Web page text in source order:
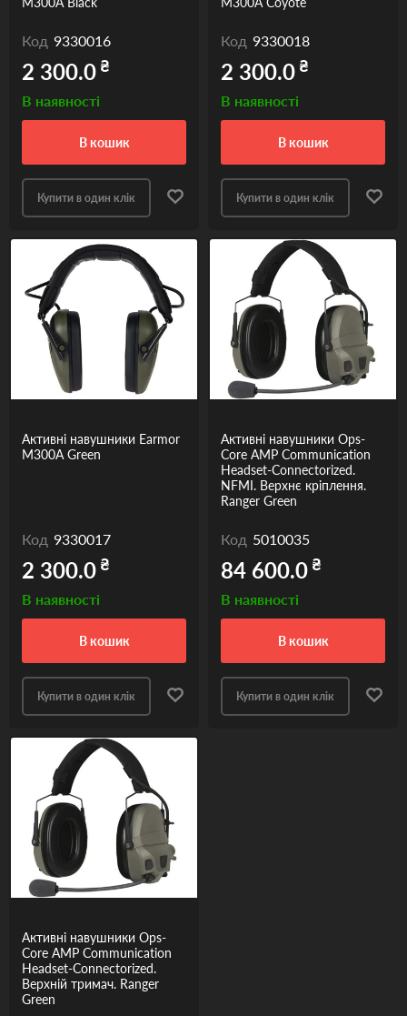
Код 9330016
2 300.0₴
В наявності
в кошик
Купити в один клік
Код 9330018
2 300.0₴
В наявності
в кошик
Купити в один клік
Активні навушники Earmor
M300A Green
Код 9330017
2 300.0₴
В наявності
в кошик
Купити в один клік
Активні навушники Ops-
Core AMP Communication
Headset-Connectorized.
NFMI. Верхнє кріплення.
Ranger Green
Код 5010035
84 600.0₴
В наявності
в кошик
Купити в один клік
Активні навушники Ops-
Core AMP Communication
Headset-Connectorized.
Верхній тримач. Ranger
Green